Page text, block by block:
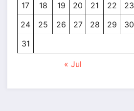
17
18 19 20 21 22
23
24
25 26 27 28 29
30
31
« Jul